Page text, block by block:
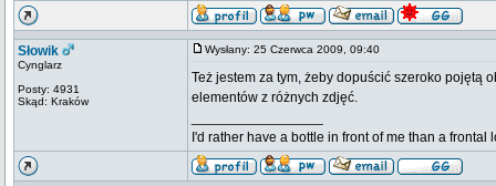
Słowik
Cynglarz
Posty: 4931
Skąd: Kraków
Wysłany: 25 Czerwca 2009, 09:40
Też jestem za tym, żeby dopuścić szeroko pojętą
elementów z różnych zdjęć.
I'd rather have a bottle in front of me than a frontal